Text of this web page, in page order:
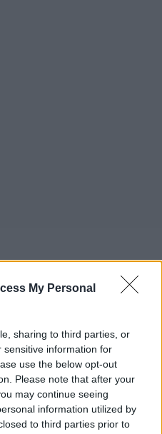
My Personal
sharing to third parties, or
sensitive information for
use the below opt-out
Please note that after your
may continue seeing
information utilized by
to third parties prior to